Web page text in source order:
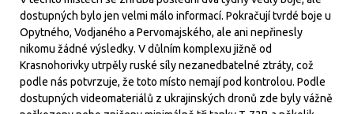
dostupných bylo jen velmi málo informací. Pokračují tvrdé boje u
Opytného, Vodjaného a Pervomajského, ale ani nepřinesly
nikomu žádné výsledky. V důlním komplexu jižně od
Krasnohorivky utrpěly ruské síly nezanedbatelné ztráty, což
podle nás potvrzuje, že toto místo nemají pod kontrolou. Podle
dostupných videomateriálů z ukrajinských dronů zde byly vážně